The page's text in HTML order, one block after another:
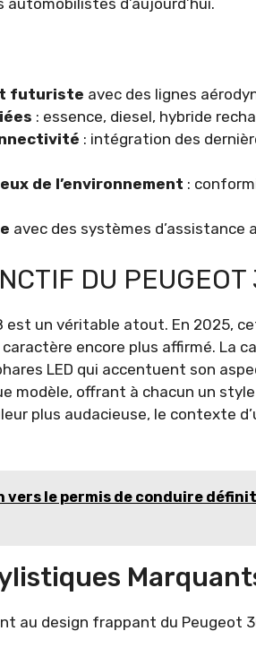
d’aujourd’hui.
futuriste avec des lignes
: essence, diesel, hybride
: intégration des
de l’environnement :
avec des systèmes d’assistance
DU
est un véritable atout. En 2025,
encore plus affirmé. La
LED qui accentuent son
modèle, offrant à chacun un style
plus audacieuse, le contexte
vers le permis de conduire
au design frappant du Peugeot